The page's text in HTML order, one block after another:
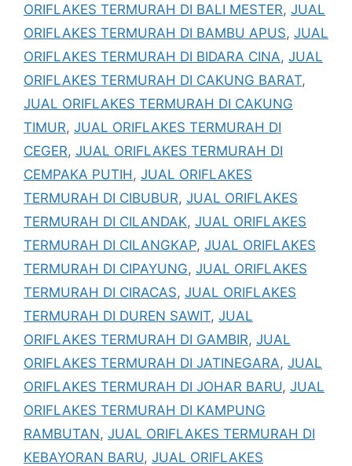
ORIFLAKES TERMURAH DI BALI MESTER, JUAL
ORIFLAKES TERMURAH DI BAMBU APUS, JUAL
ORIFLAKES TERMURAH DI BIDARA CINA, JUAL
ORIFLAKES TERMURAH DI CAKUNG BARAT,
JUAL ORIFLAKES TERMURAH DI CAKUNG
TIMUR, JUAL ORIFLAKES TERMURAH DI
CEGER, JUAL ORIFLAKES TERMURAH DI
CEMPAKA PUTIH , JUAL ORIFLAKES
TERMURAH DI CIBUBUR, JUAL ORIFLAKES
TERMURAH DI CILANDAK, JUAL ORIFLAKES
TERMURAH DI CILANGKAP, JUAL ORIFLAKES
TERMURAH DI CIPAYUNG, JUAL ORIFLAKES
TERMURAH DI CIRACAS, JUAL ORIFLAKES
TERMURAH DI DUREN SAWIT, JUAL
ORIFLAKES TERMURAH DI GAMBIR, JUAL
ORIFLAKES TERMURAH DI JATINEGARA, JUAL
ORIFLAKES TERMURAH DI JOHAR BARU, JUAL
ORIFLAKES TERMURAH DI KAMPUNG
RAMBUTAN, JUAL ORIFLAKES TERMURAH DI
KEBAYORAN BARU, JUAL ORIFLAKES